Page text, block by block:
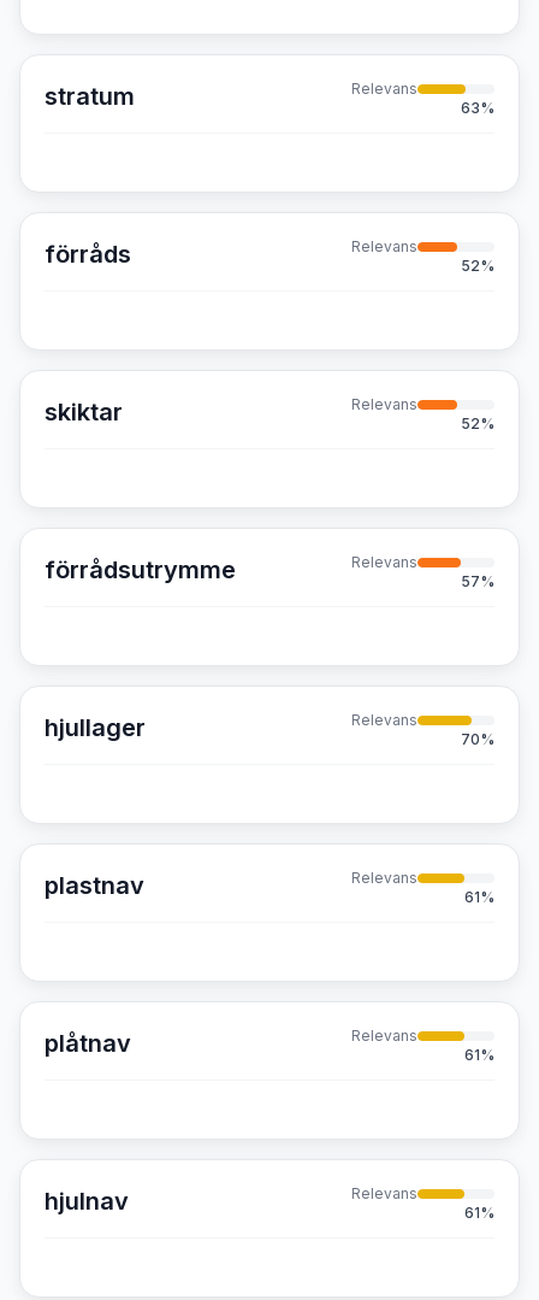
stratum
Relevans
63%
förråds
Relevans
52%
skiktar
Relevans
52%
förrådsutrymme
Relevans
57%
hjullager
Relevans
70%
plastnav
Relevans
61%
plåtnav
Relevans
61%
hjulnav
Relevans
61%